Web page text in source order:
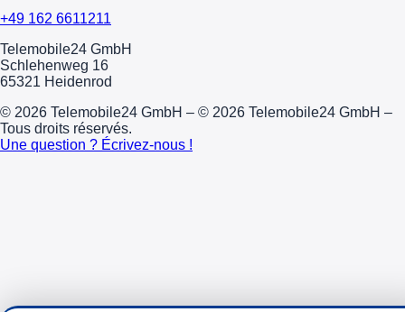
+49 162 6611211
Telemobile24 GmbH
Schlehenweg 16
65321 Heidenrod
© 2026 Telemobile24 GmbH – © 2026 Telemobile24 GmbH –
Tous droits réservés.
Une question ? Écrivez-nous !